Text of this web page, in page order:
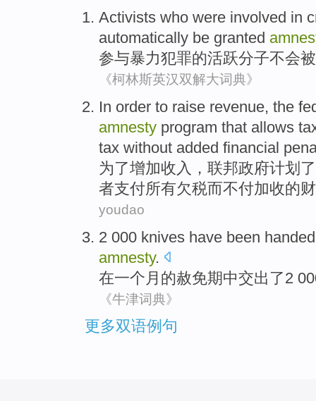
Activists who were involved in
automatically be granted
参与暴力犯罪的活跃分子不会被
《柯林斯英汉双解大词典》
In order to raise revenue, the
amnesty program that allows
tax without added financial
为了增加收入 ， 联邦政府计划 了
者支付所有欠税而不付加收的
youdao
2 000 knives have been handed
amnesty.
在一个月 的赦免期中交出了2
《牛津词典》
更多双语例句